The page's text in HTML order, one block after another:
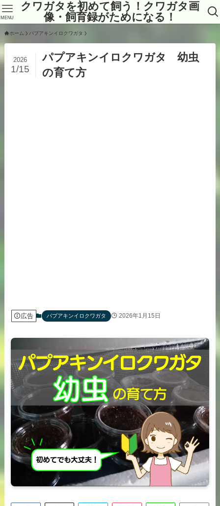
クワガタを初めて飼う！クワガタ画
像・飼育録がためになる！
MENU
ホーム パプアキンイロクワガタ
パプアキンイロクワガタ 幼虫
の育て方
2026
1/15
広告 パプアキンイロクワガタ 2026年1月15日